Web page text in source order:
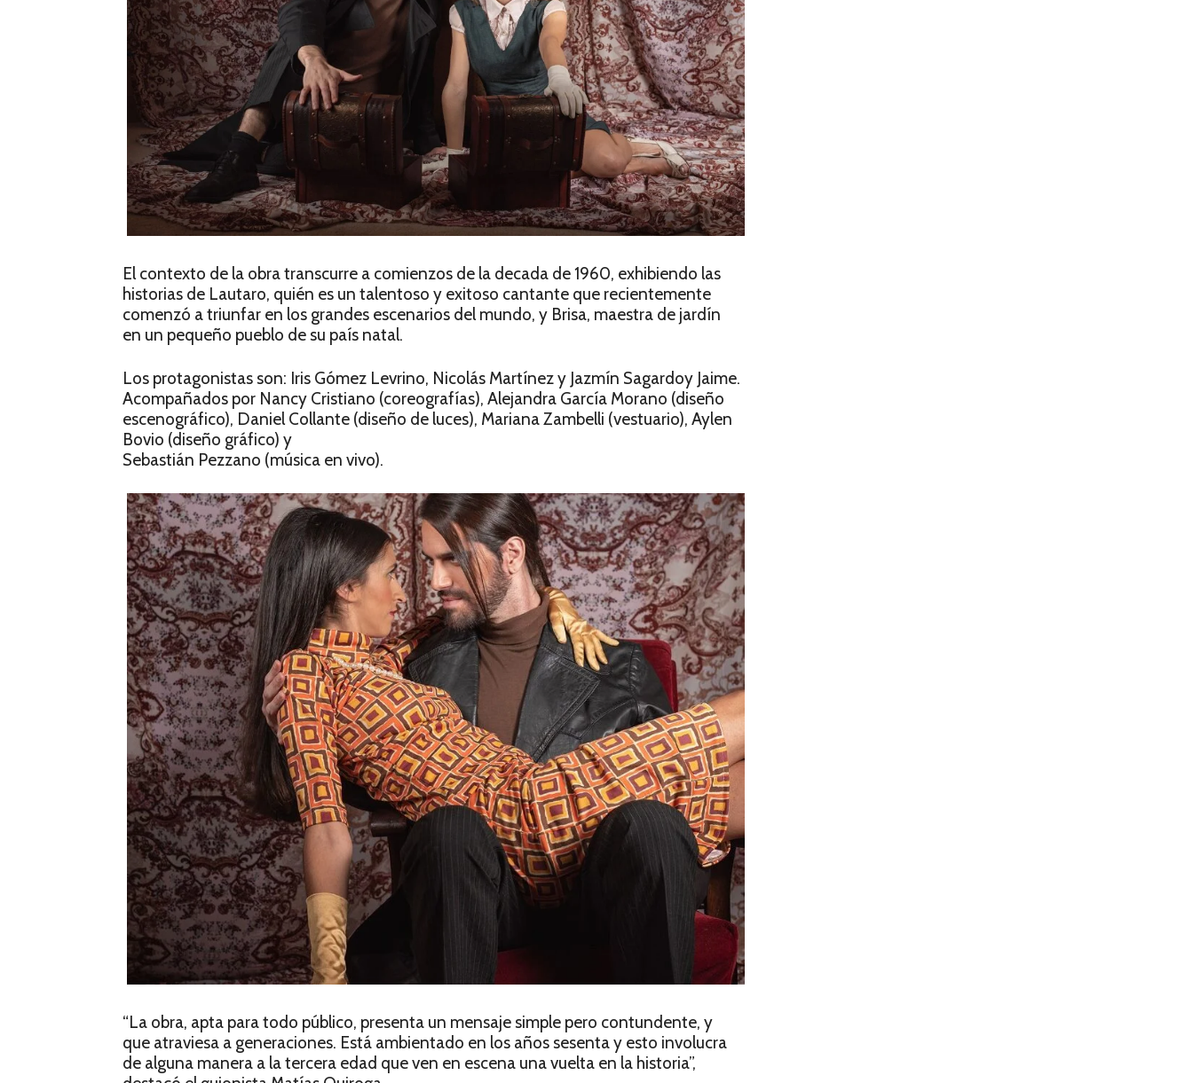
El contexto de la obra transcurre a comienzos de la decada de 1960, exhibiendo las
historias de Lautaro, quién es un talentoso y exitoso cantante que recientemente
comenzó a triunfar en los grandes escenarios del mundo, y Brisa, maestra de jardín
en un pequeño pueblo de su país natal.
Los protagonistas son: Iris Gómez Levrino, Nicolás Martínez y Jazmín Sagardoy Jaime.
Acompañados por Nancy Cristiano (coreografías), Alejandra García Morano (diseño
escenográfico), Daniel Collante (diseño de luces), Mariana Zambelli (vestuario), Aylen
Bovio (diseño gráfico) y
Sebastián Pezzano (música en vivo).
“La obra, apta para todo público, presenta un mensaje simple pero contundente, y
que atraviesa a generaciones. Está ambientado en los años sesenta y esto involucra
de alguna manera a la tercera edad que ven en escena una vuelta en la historia”,